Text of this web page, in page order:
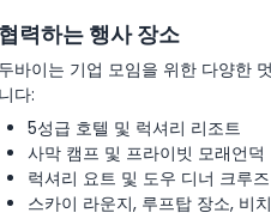
협력하는 행사 장소
두바이는 기업 모임을 위한 다양한
니다:
5성급 호텔 및 럭셔리 리조트
사막 캠프 및 프라이빗 모래언덕
럭셔리 요트 및 도우 디너 크루즈
스카이 라운지, 루프탑 장소, 비